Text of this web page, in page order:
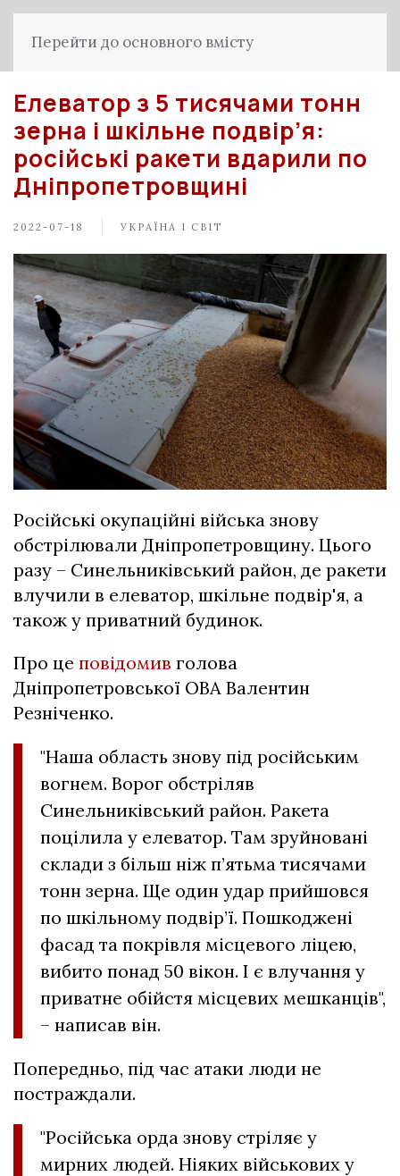
Перейти до основного вмісту
Елеватор з 5 тисячами тонн
зерна і шкільне подвір’я:
російські ракети вдарили по
Дніпропетровщині
2022-07-18 УКРАЇНА І СВІТ
Російські окупаційні війська знову
обстрілювали Дніпропетровщину. Цього
разу – Синельниківський район, де ракети
влучили в елеватор, шкільне подвір'я, а
також у приватний будинок.
Про це повідомив голова
Дніпропетровської ОВА Валентин
Резніченко.
"Наша область знову під російським
вогнем. Ворог обстріляв
Синельниківський район. Ракета
поцілила у елеватор. Там зруйновані
склади з більш ніж п’ятьма тисячами
тонн зерна. Ще один удар прийшовся
по шкільному подвір’ї. Пошкоджені
фасад та покрівля місцевого ліцею,
вибито понад 50 вікон. І є влучання у
приватне обійстя місцевих мешканців",
– написав він.
Попередньо, під час атаки люди не
постраждали.
"Російська орда знову стріляє у
мирних людей. Ніяких військових у